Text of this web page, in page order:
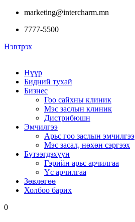
marketing@intercharm.mn
7777-5500
Нэвтрэх
Нүүр
Бидний тухай
Бизнес
Гоо сайхны клиник
Мэс заслын клиник
Дистрибюшн
Эмчилгээ
Арьс гоо заслын эмчилгээ
Мэс засал, нөхөн сэргээх
Бүтээгдэхүүн
Гэрийн арьс арчилгаа
Үс арчилгаа
Зөвлөгөө
Холбоо барих
0